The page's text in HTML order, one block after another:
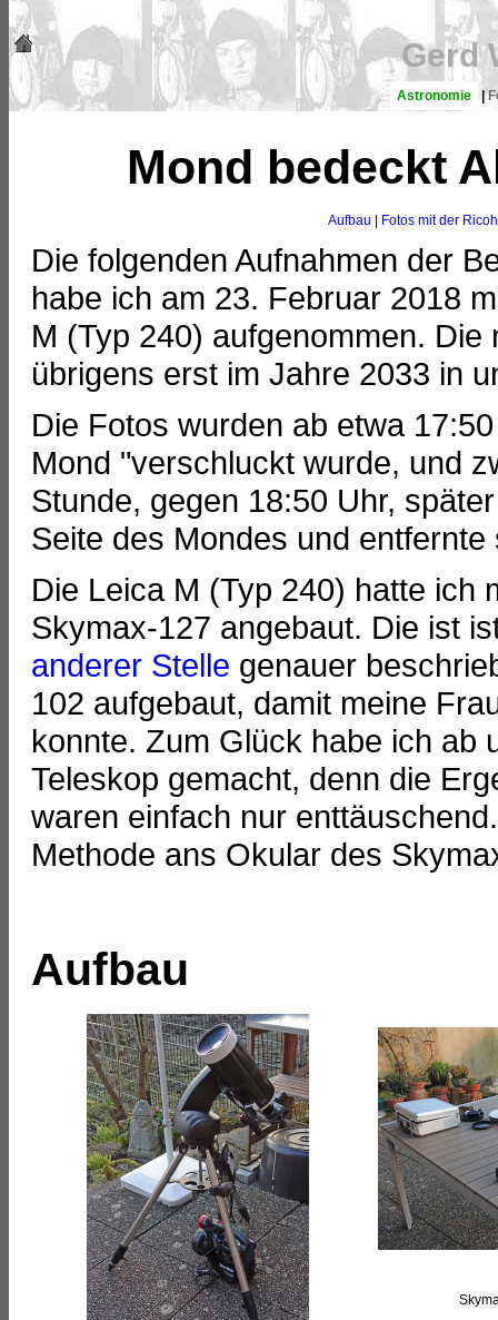
Gerd
Astronomie |
Mond bedeckt
Aufbau Fotos mit der
Die folgenden Aufnahmen der
habe ich am 23. Februar 2018
M (Typ 240) aufgenommen.
übrigens erst im Jahre 2033 in
Die Fotos wurden ab etwa
Mond "verschluckt wurde, und
Stunde, gegen 18:50 Uhr,
Seite des Mondes und
Die Leica M (Typ 240) hatte ich
Skymax-127 angebaut. Die ist
anderer Stelle genauer
102 aufgebaut, damit meine
konnte. Zum Glück habe ich ab
Teleskop gemacht, denn die
waren einfach nur
Methode ans Okular des
Aufbau